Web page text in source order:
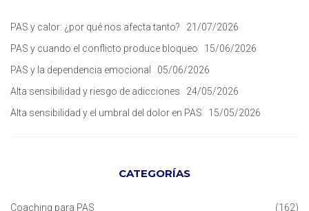
PAS y calor: ¿por qué nos afecta tanto?
21/07/2026
PAS y cuando el conflicto produce bloqueo
15/06/2026
PAS y la dependencia emocional
05/06/2026
Alta sensibilidad y riesgo de adicciones
24/05/2026
Alta sensibilidad y el umbral del dolor en PAS
15/05/2026
CATEGORÍAS
Coaching para PAS
(162)